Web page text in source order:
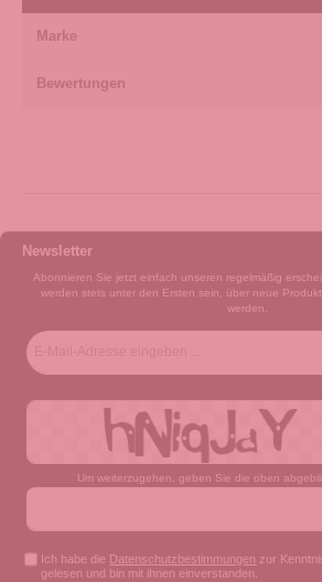
Marke
Bewertungen
Newsletter
Abonnieren Sie jetzt einfach unseren regelmäßig
werden stets unter den Ersten sein, über neue
werden.
Um weiterzugehen, geben Sie die oben
Ich habe die Datenschutzbestimmungen zur
gelesen und bin mit ihnen einverstanden.